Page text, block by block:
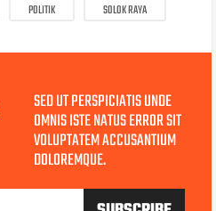
POLITIK SOLOK RAYA
SED UT PERSPICIATIS UNDE
OMNIS ISTE NATUS ERROR SIT
VOLUPTATEM ACCUSANTIUM
DOLOREMQUE.